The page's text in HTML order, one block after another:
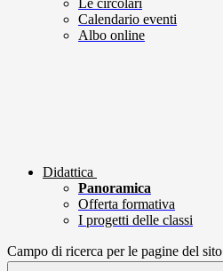
Le circolari
Calendario eventi
Albo online
Didattica
Panoramica
Offerta formativa
I progetti delle classi
Campo di ricerca per le pagine del sito